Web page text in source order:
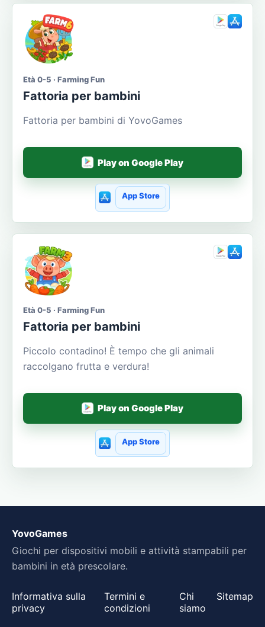
Età 0-5 · Farming Fun
Fattoria per bambini
Fattoria per bambini di YovoGames
Play on Google Play
App Store
Età 0-5 · Farming Fun
Fattoria per bambini
Piccolo contadino! È tempo che gli animali
raccolgano frutta e verdura!
Play on Google Play
App Store
YovoGames
Giochi per dispositivi mobili e attività stampabili per
bambini in età prescolare.
Informativa sulla
privacy
Termini e
condizioni
Chi
siamo
Sitemap